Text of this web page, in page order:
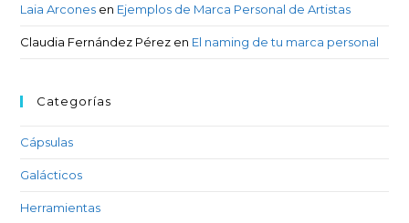
Laia Arcones en Ejemplos de Marca Personal de Artistas
Claudia Fernández Pérez en El naming de tu marca personal
Categorías
Cápsulas
Galácticos
Herramientas